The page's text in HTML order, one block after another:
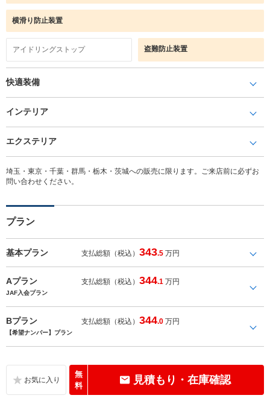
横滑り防止装置
アイドリングストップ 盗難防止装置
快適装備
インテリア
エクステリア
埼玉・東京・千葉・群馬・栃木・茨城への販売に限ります。ご来店前に必ずお
問い合わせください。
プラン
基本プラン 支払総額（税込）343.5 万円
Aプラン 支払総額（税込）344.1 万円
JAF入会プラン
Bプラン 支払総額（税込）344.0 万円
【希望ナンバー】プラン
無
料
見積もり・在庫確認